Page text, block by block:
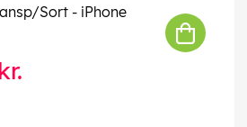
Sort - iPhone